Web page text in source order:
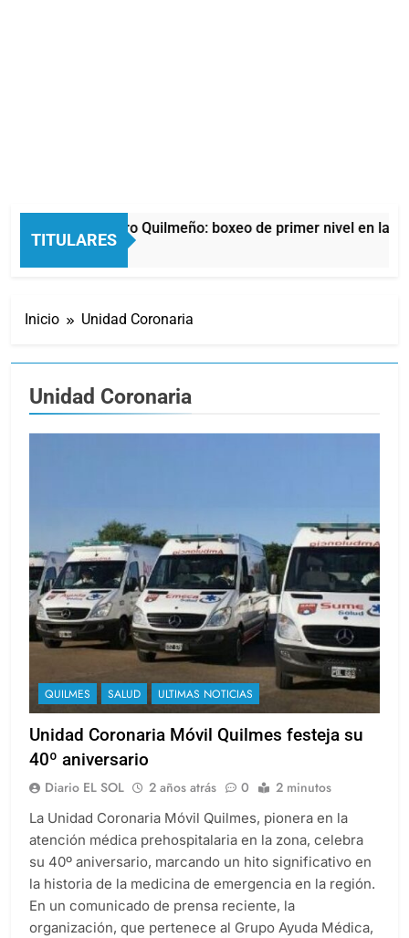
TITULARES
noche del Afro Quilmeño: boxeo de primer nivel en la sede
Horas Atrás
Inicio Unidad Coronaria
Unidad Coronaria
QUILMES SALUD ULTIMAS NOTICIAS
Unidad Coronaria Móvil Quilmes festeja su
40º aniversario
Diario EL SOL 2 años atrás 0 2 minutos
La Unidad Coronaria Móvil Quilmes, pionera en la
atención médica prehospitalaria en la zona, celebra
su 40º aniversario, marcando un hito significativo en
la historia de la medicina de emergencia en la región.
En un comunicado de prensa reciente, la
organización, que pertenece al Grupo Ayuda Médica,